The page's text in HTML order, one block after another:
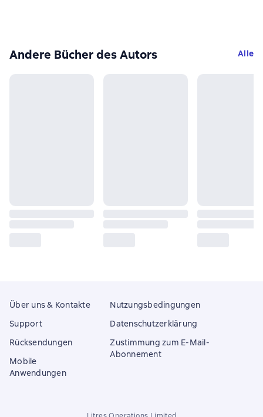
Andere Bücher des Autors Alle
Über uns & Kontakte
Support
Rücksendungen
Mobile
Anwendungen
Nutzungsbedingungen
Datenschutzerklärung
Zustimmung zum E-Mail-
Abonnement